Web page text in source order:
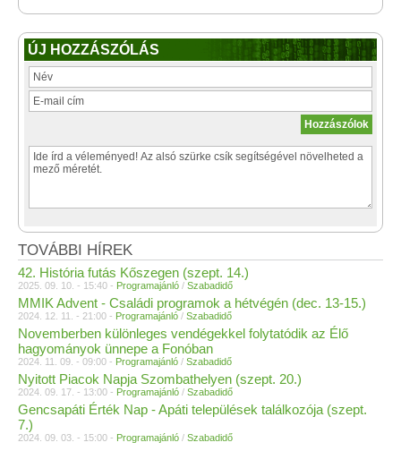
ÚJ HOZZÁSZÓLÁS
TOVÁBBI HÍREK
42. História futás Kőszegen (szept. 14.)
2025. 09. 10. - 15:40 - Programajánló / Szabadidő
MMIK Advent - Családi programok a hétvégén (dec. 13-15.)
2024. 12. 11. - 21:00 - Programajánló / Szabadidő
Novemberben különleges vendégekkel folytatódik az Élő
hagyományok ünnepe a Fonóban
2024. 11. 09. - 09:00 - Programajánló / Szabadidő
Nyitott Piacok Napja Szombathelyen (szept. 20.)
2024. 09. 17. - 13:00 - Programajánló / Szabadidő
Gencsapáti Érték Nap - Apáti települések találkozója (szept.
7.)
2024. 09. 03. - 15:00 - Programajánló / Szabadidő